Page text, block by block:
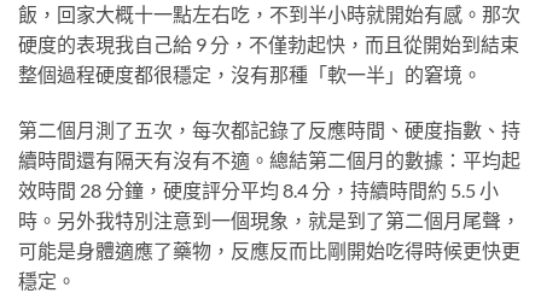
飯，回家大概十一點左右吃，不到半小時就開始有感。那次
硬度的表現我自己給 9 分，不僅勃起快，而且從開始到結束
整個過程硬度都很穩定，沒有那種「軟一半」的窘境。
第二個月測了五次，每次都記錄了反應時間、硬度指數、持
續時間還有隔天有沒有不適。總結第二個月的數據：平均起
效時間 28 分鐘，硬度評分平均 8.4 分，持續時間約 5.5 小
時。另外我特別注意到一個現象，就是到了第二個月尾聲，
可能是身體適應了藥物，反應反而比剛開始吃得時候更快更
穩定。